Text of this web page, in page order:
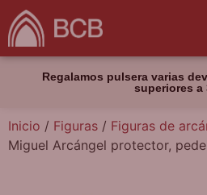
Regalamos pulsera varias
superiores a
Inicio / Figuras / Figuras de
Miguel Arcángel protector,